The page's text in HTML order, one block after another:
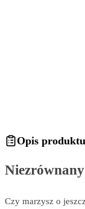
Opis produktu
Czy marzysz o